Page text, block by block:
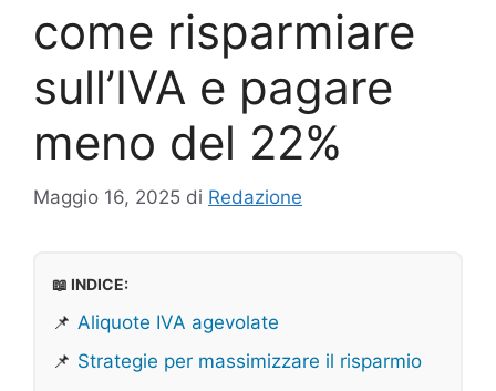
come risparmiare
sull’IVA e pagare
meno del 22%
Maggio 16, 2025 di Redazione
📖 INDICE:
📌 Aliquote IVA agevolate
📌 Strategie per massimizzare il risparmio